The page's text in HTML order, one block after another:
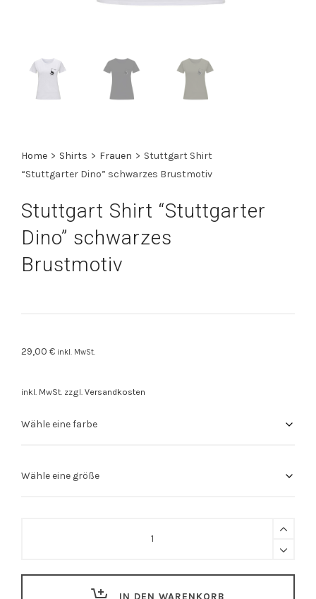
Home > Shirts > Frauen > Stuttgart Shirt
“Stuttgarter Dino” schwarzes Brustmotiv
Stuttgart Shirt “Stuttgarter
Dino” schwarzes
Brustmotiv
29,00 € inkl. MwSt.
inkl. MwSt. zzgl. Versandkosten
IN DEN WARENKORB